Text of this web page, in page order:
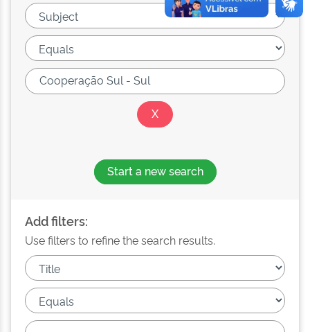
Start a new search
Add filters:
Use filters to refine the search results.